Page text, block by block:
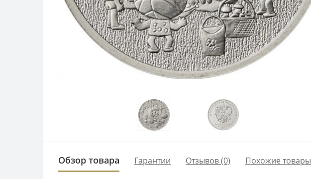
Обзор товара Гарантии Отзывов (0) Похожие товары